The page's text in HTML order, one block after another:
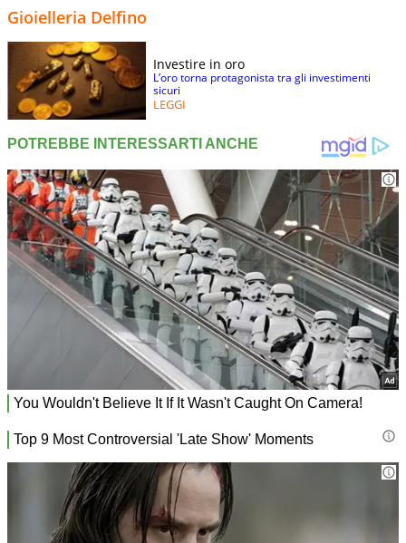
Gioielleria Delfino
Investire in oro
L’oro torna protagonista tra gli investimenti
sicuri
LEGGI